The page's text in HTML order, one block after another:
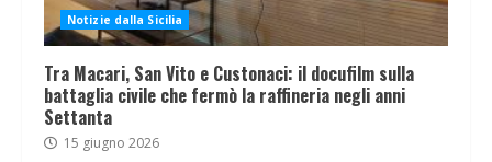
Notizie dalla Sicilia
Tra Macari, San Vito e Custonaci: il docufilm sulla
battaglia civile che fermò la raffineria negli anni
Settanta
15 giugno 2026